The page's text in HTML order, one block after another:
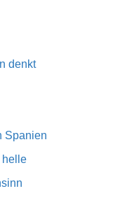
denkt
Spanien
helle